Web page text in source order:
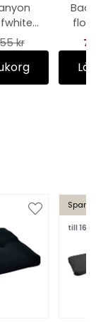
kr
Spara
till 16/8